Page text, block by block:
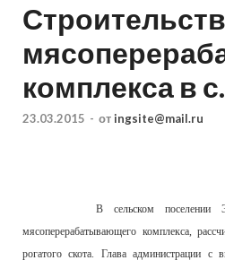
комплекса в
23.03.2015 - от ingsite@mail.ru
В сельском поселении
мясоперерабатывающего комплекса,
рогатого скота. Глава администрации